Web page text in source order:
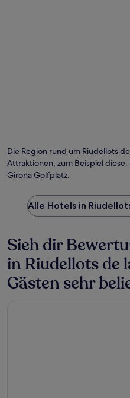
Die Region rund um Riudellots
Attraktionen, zum Beispiel
Girona Golfplatz.
Alle Hotels in
Sieh dir
in Riudellots de
Gästen sehr